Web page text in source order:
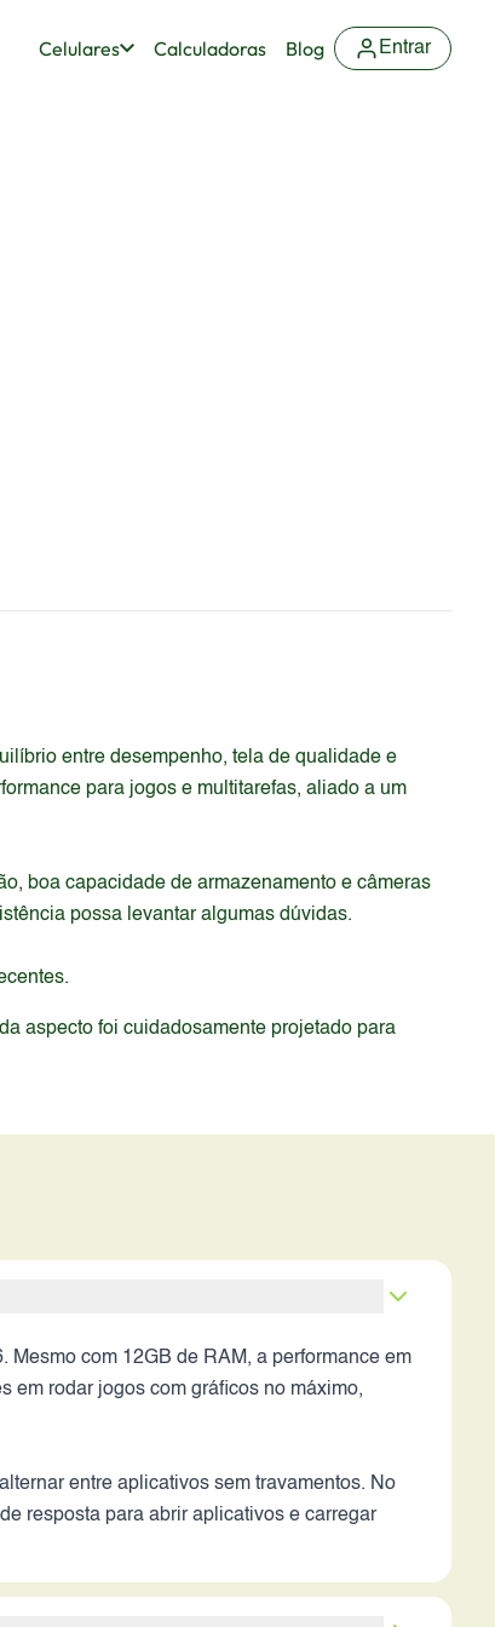
Celulares Calculadoras Blog Entrar
entre desempenho, tela de qualidade e
para jogos e multitarefas, aliado a um
boa capacidade de armazenamento e câmeras
possa levantar algumas dúvidas.
aspecto foi cuidadosamente projetado para
com 12GB de RAM, a performance em
em rodar jogos com gráficos no máximo,
entre aplicativos sem travamentos. No
resposta para abrir aplicativos e carregar